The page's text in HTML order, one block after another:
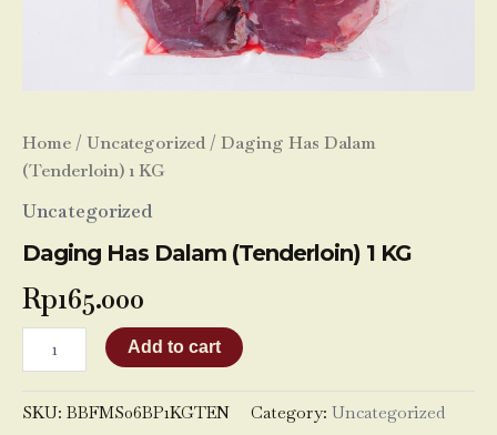
Home / Uncategorized / Daging Has Dalam
(Tenderloin) 1 KG
Uncategorized
Daging Has Dalam (Tenderloin) 1 KG
Rp165.000
Add to cart
SKU: BBFMS06BP1KGTEN Category: Uncategorized